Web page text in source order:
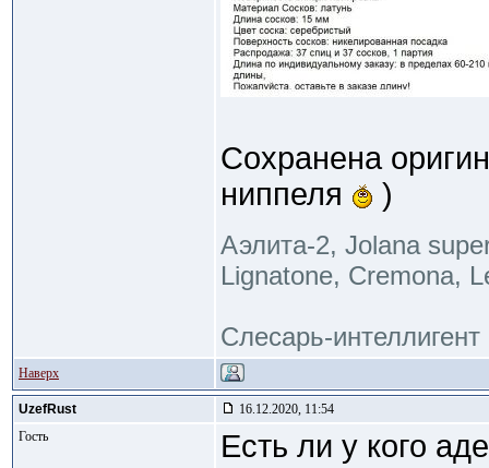
Сохранена
ниппеля
)
Аэлита-2, Jolana
Lignatone, Cremona,
Слесарь-интеллигент
Наверх
UzefRust
16.12.2020, 11:54
Гость
Есть ли у кого